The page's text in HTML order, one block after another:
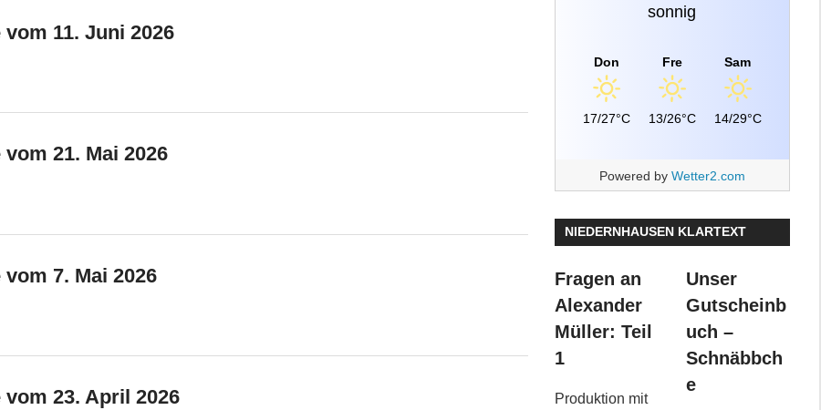
11. Juni 2026
21. Mai 2026
7. Mai 2026
vom 23. April 2026
sonnig
Don
17/27°C
Fre
13/26°C
Sam
14/29°C
Powered by Wetter2.com
NIEDERNHAUSEN KLARTEXT
Fragen an
Alexander
Müller: Teil
1
Produktion mit
Unser
Gutscheinb
uch –
Schnäbbch
e